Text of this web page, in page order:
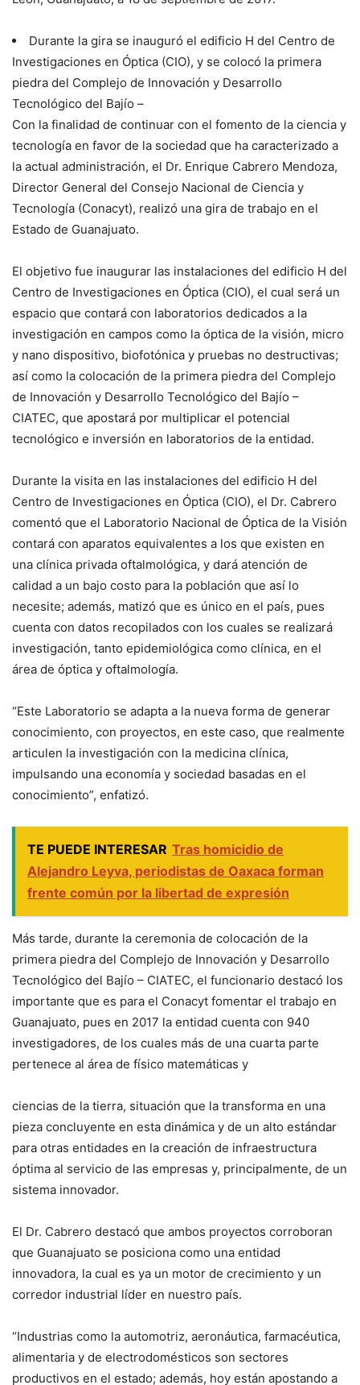
Durante la gira se inauguró el edificio H del Centro de
Investigaciones en Óptica (CIO), y se colocó la primera
piedra del Complejo de Innovación y Desarrollo
Tecnológico del Bajío –
Con la finalidad de continuar con el fomento de la ciencia y
tecnología en favor de la sociedad que ha caracterizado a
la actual administración, el Dr. Enrique Cabrero Mendoza,
Director General del Consejo Nacional de Ciencia y
Tecnología (Conacyt), realizó una gira de trabajo en el
Estado de Guanajuato.
El objetivo fue inaugurar las instalaciones del edificio H del
Centro de Investigaciones en Óptica (CIO), el cual será un
espacio que contará con laboratorios dedicados a la
investigación en campos como la óptica de la visión, micro
y nano dispositivo, biofotónica y pruebas no destructivas;
así como la colocación de la primera piedra del Complejo
de Innovación y Desarrollo Tecnológico del Bajío –
CIATEC, que apostará por multiplicar el potencial
tecnológico e inversión en laboratorios de la entidad.
Durante la visita en las instalaciones del edificio H del
Centro de Investigaciones en Óptica (CIO), el Dr. Cabrero
comentó que el Laboratorio Nacional de Óptica de la Visión
contará con aparatos equivalentes a los que existen en
una clínica privada oftalmológica, y dará atención de
calidad a un bajo costo para la población que así lo
necesite; además, matizó que es único en el país, pues
cuenta con datos recopilados con los cuales se realizará
investigación, tanto epidemiológica como clínica, en el
área de óptica y oftalmología.
“Este Laboratorio se adapta a la nueva forma de generar
conocimiento, con proyectos, en este caso, que realmente
articulen la investigación con la medicina clínica,
impulsando una economía y sociedad basadas en el
conocimiento”, enfatizó.
TE PUEDE INTERESAR Tras homicidio de
Alejandro Leyva, periodistas de Oaxaca forman
frente común por la libertad de expresión
Más tarde, durante la ceremonia de colocación de la
primera piedra del Complejo de Innovación y Desarrollo
Tecnológico del Bajío – CIATEC, el funcionario destacó los
importante que es para el Conacyt fomentar el trabajo en
Guanajuato, pues en 2017 la entidad cuenta con 940
investigadores, de los cuales más de una cuarta parte
pertenece al área de físico matemáticas y
ciencias de la tierra, situación que la transforma en una
pieza concluyente en esta dinámica y de un alto estándar
para otras entidades en la creación de infraestructura
óptima al servicio de las empresas y, principalmente, de un
sistema innovador.
El Dr. Cabrero destacó que ambos proyectos corroboran
que Guanajuato se posiciona como una entidad
innovadora, la cual es ya un motor de crecimiento y un
corredor industrial líder en nuestro país.
“Industrias como la automotriz, aeronáutica, farmacéutica,
alimentaria y de electrodomésticos son sectores
productivos en el estado; además, hoy están apostando a